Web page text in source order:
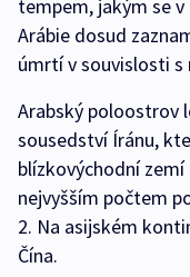
tempem, jakým se
Arábie dosud
úmrtí v souvislosti s
Arabský poloostrov
sousedství Íránu,
blízkovýchodní
nejvyšším počtem
2. Na asijském
Čína.